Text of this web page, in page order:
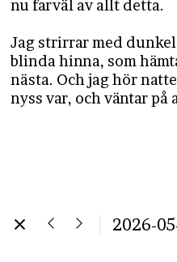
nu farväl av allt detta.
Jag strirrar med
blinda hinna, som
nästa. Och jag hör
nyss var, och väntar
2026-